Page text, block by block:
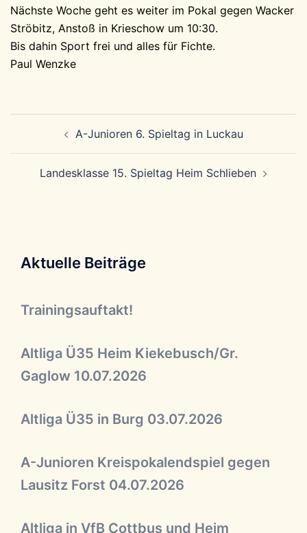
Nächste Woche geht es weiter im Pokal gegen Wacker
Ströbitz, Anstoß in Krieschow um 10:30.
Bis dahin Sport frei und alles für Fichte.
Paul Wenzke
A-Junioren 6. Spieltag in Luckau
Landesklasse 15. Spieltag Heim Schlieben
Aktuelle Beiträge
Trainingsauftakt!
Altliga Ü35 Heim Kiekebusch/Gr.
Gaglow 10.07.2026
Altliga Ü35 in Burg 03.07.2026
A-Junioren Kreispokalendspiel gegen
Lausitz Forst 04.07.2026
Altliga in VfB Cottbus und Heim